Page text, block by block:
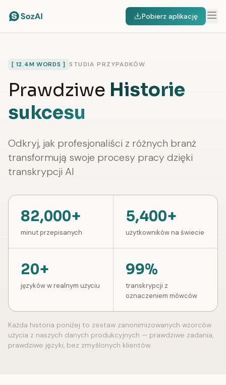
Pobierz aplikację
[ 12.4M WORDS ] STUDIA PRZYPADKÓW
Prawdziwe Historie
sukcesu
Odkryj, jak profesjonaliści z różnych branż
transformują swoje procesy pracy dzięki
transkrypcji AI
82,000+
minut przepisanych
5,400+
użytkowników na świecie
20+
języków w realnym użyciu
99%
transkrypcji z
oznaczeniem mówców
Każda historia poniżej to zestaw zanonimizowanych wzorców
użycia z naszych danych produkcyjnych — prawdziwe zadania,
prawdziwe języki, bez zmyślonych klientów.